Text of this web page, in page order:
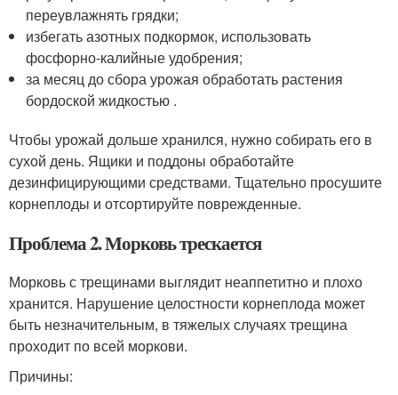
переувлажнять грядки;
избегать азотных подкормок, использовать
фосфорно-калийные удобрения;
за месяц до сбора урожая обработать растения
бордоской жидкостью .
Чтобы урожай дольше хранился, нужно собирать его в
сухой день. Ящики и поддоны обработайте
дезинфицирующими средствами. Тщательно просушите
корнеплоды и отсортируйте поврежденные.
Проблема 2. Морковь трескается
Морковь с трещинами выглядит неаппетитно и плохо
хранится. Нарушение целостности корнеплода может
быть незначительным, в тяжелых случаях трещина
проходит по всей моркови.
Причины: